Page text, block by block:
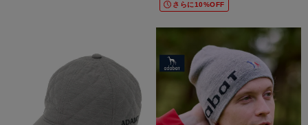
さらに10%OFF